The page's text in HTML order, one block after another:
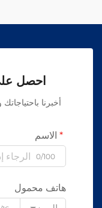
احصل
أخبرنا
الاسم
0/100
هاتف محمول